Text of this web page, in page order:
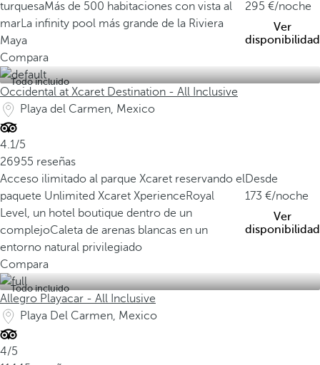
turquesaMás de 500 habitaciones con vista al
marLa infinity pool más grande de la Riviera
Maya
295
/noche
Ver
disponibilidad
Compara
Todo incluido
Occidental at Xcaret Destination - All Inclusive
Playa del Carmen, Mexico
4.1/5
26955 reseñas
Acceso ilimitado al parque Xcaret reservando el
paquete Unlimited Xcaret XperienceRoyal
Level, un hotel boutique dentro de un
complejoCaleta de arenas blancas en un
entorno natural privilegiado
Desde
173
/noche
Ver
disponibilidad
Compara
Todo incluido
Allegro Playacar - All Inclusive
Playa Del Carmen, Mexico
4/5